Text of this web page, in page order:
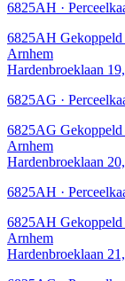
6825AH ·
6825AH Gekoppeld
Arnhem
Hardenbroeklaan
6825AG ·
6825AG Gekoppeld
Arnhem
Hardenbroeklaan
6825AH ·
6825AH Gekoppeld
Arnhem
Hardenbroeklaan